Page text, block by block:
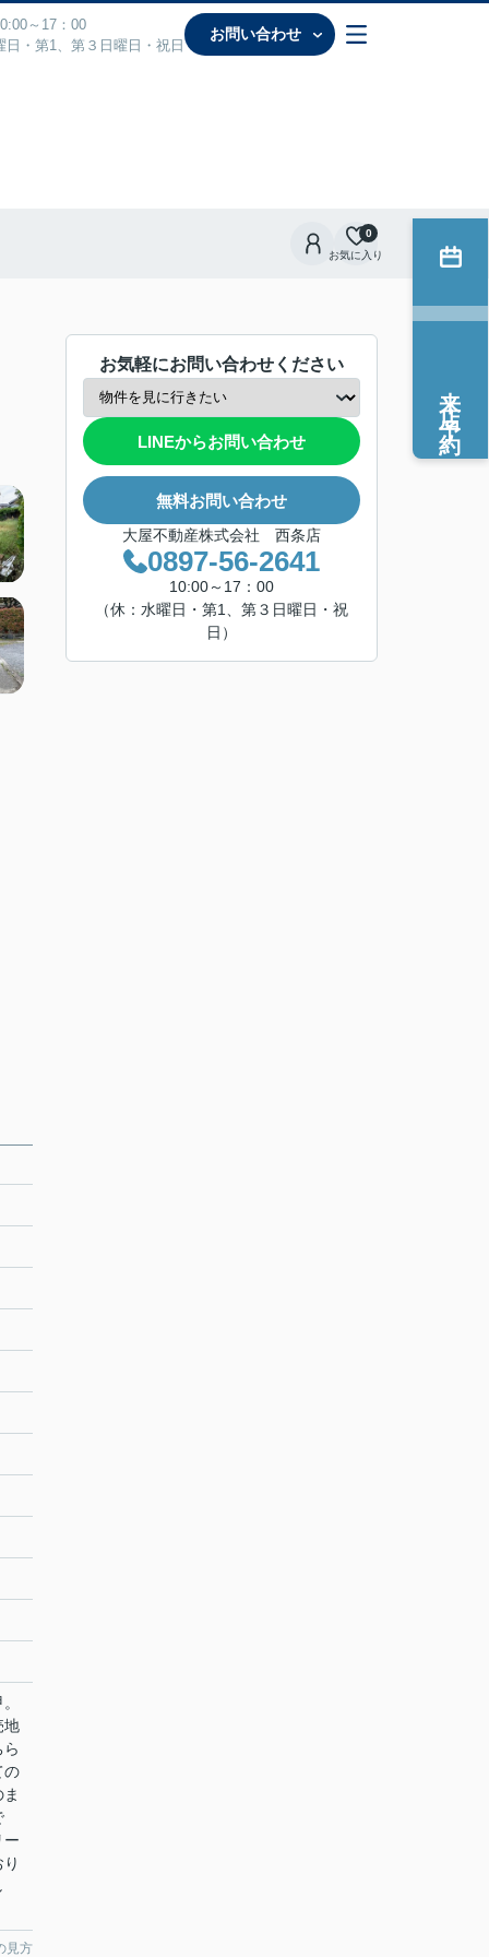
～17：00
日・第1、第３日曜日・祝日
お問い合わせ
お気に入り
0
地
の
ー
見方
お気軽にお問い合わせください
LINEからお問い合わせ
無料お問い合わせ
大屋不動産株式会社 西条店
0897-56-2641
10:00～17：00
（休：水曜日・第1、第３日曜日・祝
日）
来店予約